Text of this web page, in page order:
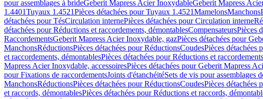
pour assemblages à brideGeberit Mapress Acier InoxydableGeberit Mapress
1.4401Tuyaux 1.4521Pièces détachées pour Tuyaux 1.4521MamelonsManchons
détachées pour TésCirculation internePièces détachées pour Circulation interne
détachées pour Réductions et raccordements, démontablesCompensateursPièces
RaccordementsGeberit Mapress Acier Inoxydable, gazPièces détachées pour
ManchonsRéductionsPièces détachées pour RéductionsCoudesPièces détachées
et raccordements, démontablesPièces détachées pour Réductions et
Mapress Acier Inoxydable, accessoiresPièces détachées pour Geberit Mapress
pour Fixations de raccordementsJoints d'étanchéitéSets de vis pour assemblages
ManchonsRéductionsPièces détachées pour RéductionsCoudesPièces détachées
et raccords, démontablesPièces détachées pour Réductions et raccords,